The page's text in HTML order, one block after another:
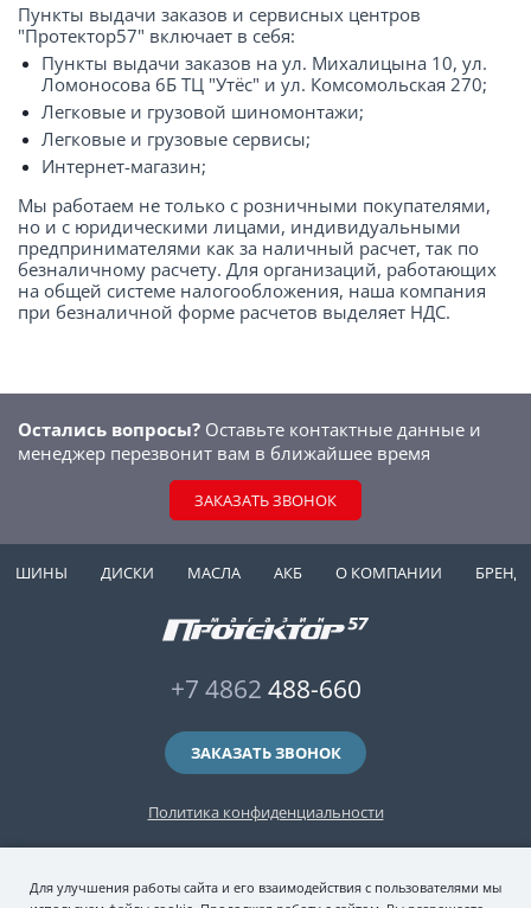
Пункты выдачи заказов и сервисных центров
"Протектор57" включает в себя:
Пункты выдачи заказов на ул. Михалицына 10, ул.
Ломоносова 6Б ТЦ "Утёс" и ул. Комсомольская 270;
Легковые и грузовой шиномонтажи;
Легковые и грузовые сервисы;
Интернет-магазин;
Мы работаем не только с розничными покупателями,
но и с юридическими лицами, индивидуальными
предпринимателями как за наличный расчет, так по
безналичному расчету. Для организаций, работающих
на общей системе налогообложения, наша компания
при безналичной форме расчетов выделяет НДС.
Остались вопросы? Оставьте контактные данные и
менеджер перезвонит вам в ближайшее время
ЗАКАЗАТЬ ЗВОНОК
ШИНЫ ДИСКИ МАСЛА АКБ О КОМПАНИИ
Политика конфиденциальности
+7 4862 488-660
ЗАКАЗАТЬ ЗВОНОК
2006-2026 © интернет-магазин "Протектор 57" — автомобильные шины
(зимние и летние шины), колесные диски, шиномонтаж и хранение шин.
Для улучшения работы сайта и его взаимодействия с пользователями мы